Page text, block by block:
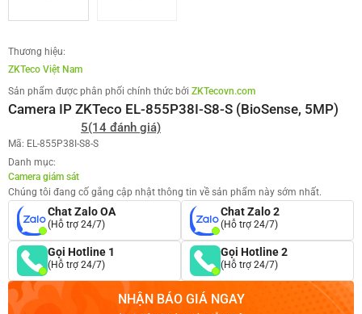
Thương hiệu:
ZKTeco Việt Nam
Sản phẩm được phân phối chính thức bởi ZKTecovn.com
Camera IP ZKTeco EL-855P38I-S8-S (BioSense, 5MP)
5(14 đánh giá)
Mã: EL-855P38I-S8-S
Danh mục:
Camera giám sát
Chúng tôi đang cố gắng cập nhật thông tin về sản phẩm này sớm nhất.
Chat Zalo OA
(Hỗ trợ 24/7)
Chat Zalo 2
(Hỗ trợ 24/7)
Gọi Hotline 1
(Hỗ trợ 24/7)
Gọi Hotline 2
(Hỗ trợ 24/7)
NHẬN BÁO GIÁ NGAY